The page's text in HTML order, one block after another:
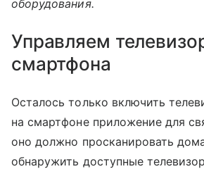
оборудования.
Управляем
смартфона
Осталось только включить
на смартфоне приложение для
оно должно просканировать
обнаружить доступные